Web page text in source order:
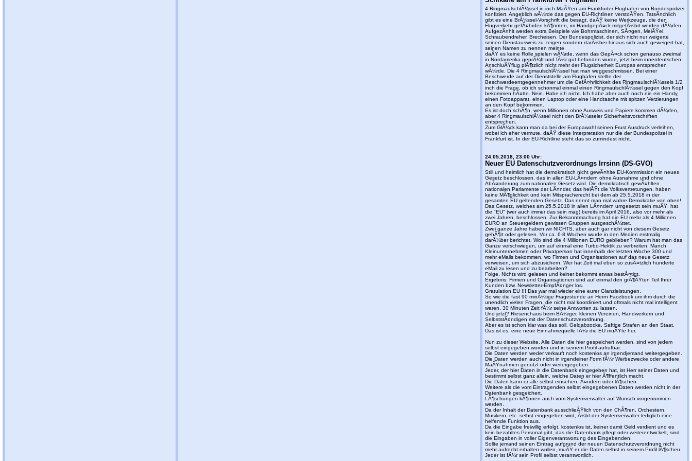
4 RingmaulschlÃ¼ssel in inch-MaÃŸen am Frankfurter Flughafen von Bundespolizei
konfiziert. Angeblich wÃ¼rde das gegen EU-Richtlinen verstoÃŸen. TatsÃ¤chlich
gibt es eine BrÃ¼ssel-Vorschrift die besagt, daÃŸ keine Werkzeuge, die den
Flugverkehr gefÃ¤hrden kÃ¶nnten, im HandgepÃ¤ck mitgefÃ¼hrt werden dÃ¼rfen.
AufgezÃ¤hlt werden extra Beispiele wie Bohrmaschinen, SÃ¤gen, MeiÃŸel,
Schraubendreher, Brecheisen. Der Bundespolizist, der sich nicht nur weigerte
seinen Dienstausweis zu zeigen sondern darÃ¼ber hinaus sich auch geweigert hat,
seinen Namen zu nennen meinte
daÃŸ es keine Rolle spielen wÃ¼rde, wenn das GepÃ¤ck schon genauso zweimal
in Nordamerika geprÃ¼ft und fÃ¼r gut befunden wurde, jetzt beim innerdeutschen
AnschluÃŸflug plÃ¶tzlich nicht mehr der Flugsicherheit Europas entsprechen
wÃ¼rde. Die 4 RingmaulschlÃ¼ssel hat man weggeschmissen. Bei einer
Beschwerde auf der Dienststelle am Flughafen stellte der
Beschwerdeentgegennehmer um die GefÃ¤hrlichkeit des RingmaulschlÃ¼ssels 1/2
inch die Frage, ob ich schonmal einmal einen RingmaulschlÃ¼ssel gegen den Kopf
bekommen hÃ¤tte. Nein. Habe ich nicht. Ich habe aber auch noch nie ein Handy,
einen Fotoapparat, einen Laptop oder eine Handtasche mit spitzen Verzierungen
an den Kopf bekommen.
Es ist doch schÃ¶n, wenn Millionen ohne Ausweis und Papiere kommen dÃ¼rfen,
aber 4 RingmaulschlÃ¼ssel nicht den BrÃ¼sseler Sicherheitsvorschriften
entsprechen.
Zum GlÃ¼ck kann man da bei der Europawahl seinen Frust Ausdruck verleihen,
wobei ich eher vermute, daÃŸ diese Interpretation nur die der Bundespolizei in
Frankfurt ist. In der EU-Richtline steht das so zumindest nicht.
24.05.2018, 23:00 Uhr:
Neuer EU Datenschutzverordnungs Irrsinn (DS-GVO)
Still und heimlich hat die demokratisch nicht gewÃ¤hlte EU-Kommission ein neues
Gesetz beschlossen, das in allen EU-LÃ¤ndern ohne Ausnahme und ohne
AbÃ¤nderung zum nationalen Gesetz wird. Die demokratisch gewÃ¤hlten
nationalen Parlamente der LÃ¤nder, das heiÃŸt die Volksvertretungen, haben
keine MÃ¶glichkeit und kein Mitspracherecht bei dem ab 25.5.2018 in der
gesamten EU geltenden Gesetz. Das nennt man mal wahre Demokratie von oben!
Das Gesetz, welches am 25.5.2018 in allen LÃ¤ndern umgesetzt sein muÃŸ, hat
die "EU" (wer auch immer das sein mag) bereits im April 2016, also vor mehr als
zwei Jahren, beschlossen. Zur Bekanntmachung hat die EU mehr als 4 Millionen
EURO an Steuergeldern gewissen Gruppen ausgeschÃ¼ttet.
Zwei ganze Jahre haben wir NICHTS, aber auch gar nicht von diesem Gesetz
gehÃ¶rt oder gelesen. Vor ca. 6-8 Wochen wurde in den Medien erstmalig
darÃ¼ber berichtet. Wo sind die 4 Millionen EURO geblieben? Warum hat man das
Ganze verschwiegen, um auf einmal eine Turbo-Hektik zu verbreiten. Manch
Kleinunternehmen oder Privatperson hat innerhalb der letzten Woche 300 und
mehr eMails bekommen, wo Firmen und Organisationen auf das neue Gesetz
verweisen, um sich abzusichern. Wer hat Zeit mal eben so zusÃ¤tzlich hunderte
eMail zu lesen und zu bearbeiten?
Folge. Nichts wird gelesen und keiner bekommt etwas bestÃ¤tigt.
Ergebnis: Firmen und Organisationen sind auf einmal den grÃ¶ÃŸten Teil Ihrer
Kunden bzw. Newsletter-EmpfÃ¤nger los.
Gratulation EU !!! Das war mal wieder eine eurer Glanzleistungen.
So wie die fast 90 minÃ¼tige Fragestunde an Herrn Facebook um ihm durch die
unendlich vielen Fragen, die nicht mal koordiniert und oftmals nicht mal intelligent
waren, 30 Minuten Zeit fÃ¼r seine Antworten zu lassen.
Und jetzt? Riesenchaos beim BÃ¼rger, kleinen Vereinen, Handwerkern und
SelbststÃ¤ndigen mit der Datenschutzverordnung.
Aber es ist schon klar was das soll. Geldabzocke. Saftige Strafen an den Staat.
Das ist es, eine neue Einnahmequelle fÃ¼r die EU muÃŸte her.
Nun zu dieser Website. Alle Daten die hier gespeichert werden, sind von jedem
selbst eingegeben worden und in seinem Profil aufrufbar.
Die Daten werden weder verkauft noch kostenlos an irgendjemand weitergegeben.
Die Daten werden auch nicht in irgendeiner Form fÃ¼r Werbezwecke oder andere
MaÃŸnahmen genutzt oder weitergegeben.
Jeder, der hier Daten in die Datenbank eingegeben hat, ist Herr seiner Daten und
bestimmt selbst ganz allein, welche Daten er hier Ã¶ffentlich macht.
Die Daten kann er alle selbst einsehen, Ã¤ndern oder lÃ¶schen.
Weitere als die vom Eintragenden selbst eingegebenen Daten werden nicht in der
Datenbank gespeichert.
LÃ¶schungen kÃ¶nnen auch vom Systemverwalter auf Wunsch vorgenommen
werden.
Da der Inhalt der Datenbank ausschlieÃŸlich von den ChÃ¶ren, Orchestern,
Musikern, etc. selbst eingegeben wird, Ã¼bt der Systemverwalter lediglich eine
helfende Funktion aus.
Da die Eingabe freiwillig erfolgt, kostenlos ist, keiner damit Geld verdient und es
kein bezahltes Personal gibt, das die Datenbank pflegt oder weiterentwickelt, sind
die Eingaben in voller Eigenverantwortung des Eingebenden.
Sollte jemand seinen Eintrag aufgrund der neuen Datenschutzverordnung nicht
mehr aufrecht erhalten wollen, muÃŸ er die Daten selbst in seinem Profil lÃ¶schen.
Jeder ist fÃ¼r sein Profil selbst verantwortlich.